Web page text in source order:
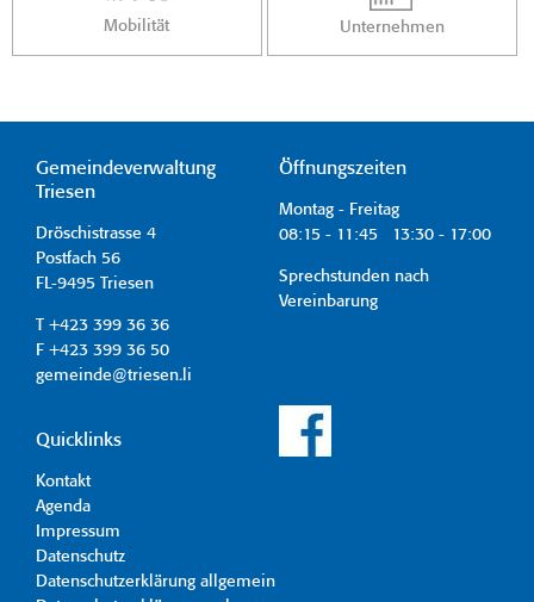
Mobilität Unternehmen
Gemeindeverwaltung
Triesen
Dröschistrasse 4
Postfach 56
FL-9495 Triesen
T +423 399 36 36
F +423 399 36 50
gemeinde@triesen.li
Öffnungszeiten
Montag - Freitag
08:15 - 11:45 13:30 - 17:00
Sprechstunden nach
Vereinbarung
Quicklinks
Kontakt
Agenda
Impressum
Datenschutz
Datenschutzerklärung allgemein